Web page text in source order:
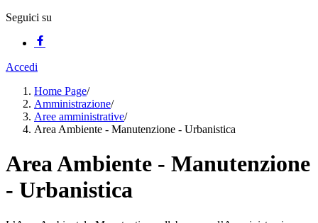
Seguici su
Accedi
Home Page/
Amministrazione/
Aree amministrative/
Area Ambiente - Manutenzione - Urbanistica
Area Ambiente - Manutenzione
- Urbanistica